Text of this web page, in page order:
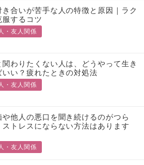
き合いが苦手な人の特徴と原因｜ラク
服するコツ
・友人関係
関わりたくない人は、どうやって生き
いい？疲れたときの対処法
・友人関係
や他人の悪口を聞き続けるのがつら
ストレスにならない方法はあります
・友人関係